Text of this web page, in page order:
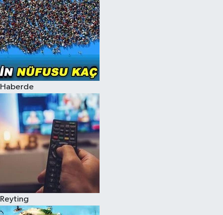
Haberde
Reyting